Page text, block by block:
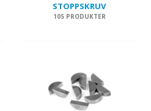
STOPPSKRUV
105 PRODUKTER